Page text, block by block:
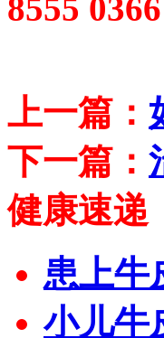
8555
上一篇：
下一篇：
健康速递
患上牛
小儿牛